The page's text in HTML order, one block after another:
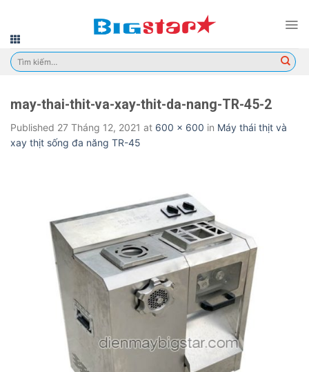
content
Tìm
kiếm:
may-thai-thit-va-xay-thit-da-nang-TR-45-2
Published 27 Tháng 12, 2021 at 600 × 600 in Máy thái thịt và
xay thịt sống đa năng TR-45